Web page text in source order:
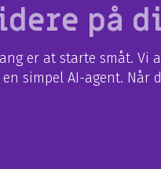
på
er at starte småt.
simpel AI-agent. Når